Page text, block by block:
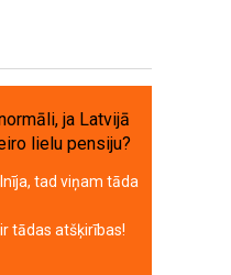
ja Latvijā
lielu pensiju?
tad viņam tāda
tādas atšķirības!